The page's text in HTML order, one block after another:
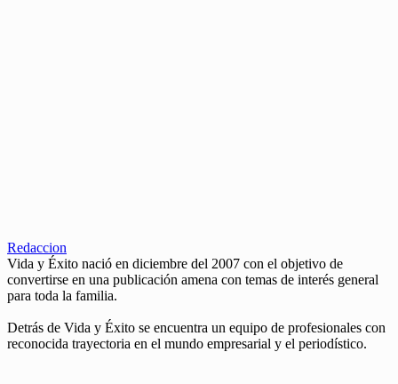
Redaccion
Vida y Éxito nació en diciembre del 2007 con el objetivo de
convertirse en una publicación amena con temas de interés general
para toda la familia.
Detrás de Vida y Éxito se encuentra un equipo de profesionales con
reconocida trayectoria en el mundo empresarial y el periodístico.